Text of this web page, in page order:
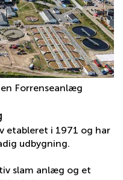
Forrenseanlæg
etableret i 1971 og har
udbygning.
slam anlæg og et